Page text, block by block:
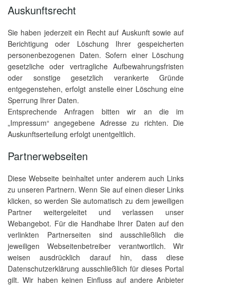
Auskunftsrecht
Sie haben jederzeit ein Recht auf Auskunft sowie auf
Berichtigung oder Löschung Ihrer gespeicherten
personenbezogenen Daten. Sofern einer Löschung
gesetzliche oder vertragliche Aufbewahrungsfristen
oder sonstige gesetzlich verankerte Gründe
entgegenstehen, erfolgt anstelle einer Löschung eine
Sperrung Ihrer Daten.
Entsprechende Anfragen bitten wir an die im
„Impressum“ angegebene Adresse zu richten. Die
Auskunftserteilung erfolgt unentgeltlich.
Partnerwebseiten
Diese Webseite beinhaltet unter anderem auch Links
zu unseren Partnern. Wenn Sie auf einen dieser Links
klicken, so werden Sie automatisch zu dem jeweiligen
Partner weitergeleitet und verlassen unser
Webangebot. Für die Handhabe Ihrer Daten auf den
verlinkten Partnerseiten sind ausschließlich die
jeweiligen Webseitenbetreiber verantwortlich. Wir
weisen ausdrücklich darauf hin, dass diese
Datenschutzerklärung ausschließlich für dieses Portal
gilt. Wir haben keinen Einfluss auf andere Anbieter